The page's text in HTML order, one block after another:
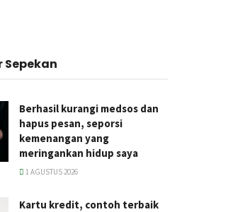
Sepekan
Berhasil kurangi medsos dan
hapus pesan, seporsi
kemenangan yang
meringankan hidup saya
1 AGUSTUS 2026
Kartu kredit, contoh terbaik